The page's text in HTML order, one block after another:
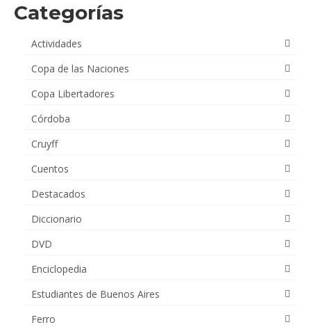
Categorías
Actividades
Copa de las Naciones
Copa Libertadores
Córdoba
Cruyff
Cuentos
Destacados
Diccionario
DVD
Enciclopedia
Estudiantes de Buenos Aires
Ferro